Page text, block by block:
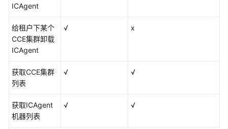
云
务
等
级
议
（SLA）
白
皮
ICAgent
给租户下某个
CCE集群卸载
ICAgent
√ x
获取CCE集群
列表
√ √
获取ICAgent
机器列表
√ √